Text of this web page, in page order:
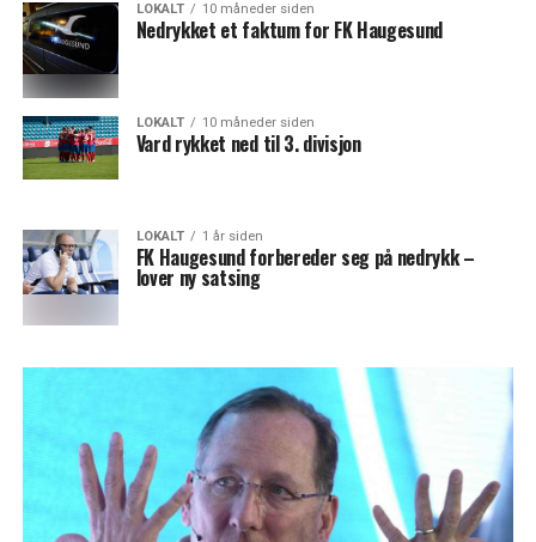
LOKALT 10 måneder siden
Nedrykket et faktum for FK Haugesund
LOKALT 10 måneder siden
Vard rykket ned til 3. divisjon
LOKALT 1 år siden
FK Haugesund forbereder seg på nedrykk –
lover ny satsing